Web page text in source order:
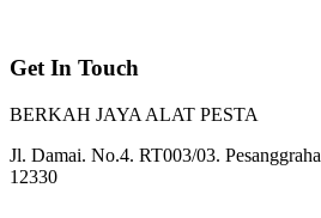
Get In Touch
BERKAH JAYA ALAT PESTA
Jl. Damai. No.4. RT003/03.
12330